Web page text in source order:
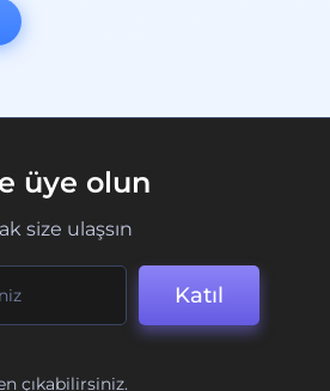
üye olun
size ulaşsın
Katıl
çıkabilirsiniz.